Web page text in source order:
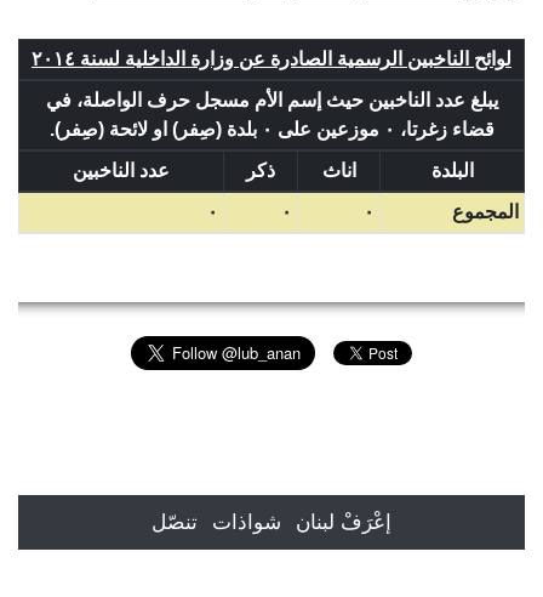
لوائح الناخبين الرسمية الصادرة عن وزارة الداخلية لسنة ٢٠١٤
يبلغ عدد الناخبين حيث إسم الأم مسجل حرف الواصلة، في
قضاء زغرتا، ٠ موزعين على ٠ بلدة (صِفر) او لائحة (صِفر).
البلدة
اناث ذكر
عدد الناخبين
المجموع
٠ ٠ ٠
إعْرَفْ لبنان شواذات تنصّل